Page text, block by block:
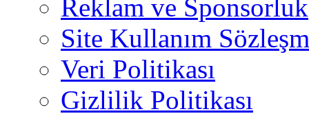
Reklam ve Sponsorluk
Site Kullanım
Veri Politikası
Gizlilik Politikası